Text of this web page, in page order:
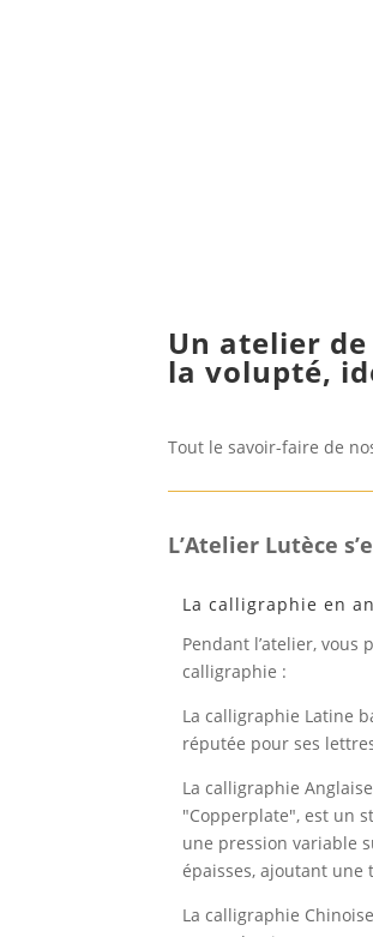
Un atelier
la volupté,
Tout le savoir-faire de
L’Atelier Lutèce
La calligraphie en
Pendant l’atelier,
calligraphie :
La calligraphie Latine
réputée pour ses
La calligraphie
"Copperplate", est un
une pression variable
épaisses, ajoutant une
La calligraphie